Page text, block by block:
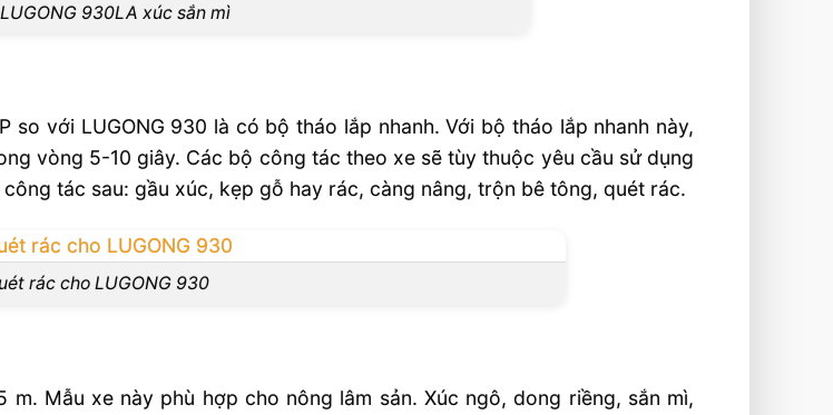
930LA xúc sắn mì
so với LUGONG 930 là có bộ tháo lắp nhanh. Với bộ tháo lắp nhanh này,
vòng 5-10 giây. Các bộ công tác theo xe sẽ tùy thuộc yêu cầu sử dụng
tác sau: gầu xúc, kẹp gỗ hay rác, càng nâng, trộn bê tông, quét rác.
rác cho LUGONG 930
Mẫu xe này phù hợp cho nông lâm sản. Xúc ngô, dong riềng, sắn mì,